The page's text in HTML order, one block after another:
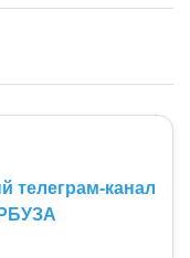
телеграм-канал